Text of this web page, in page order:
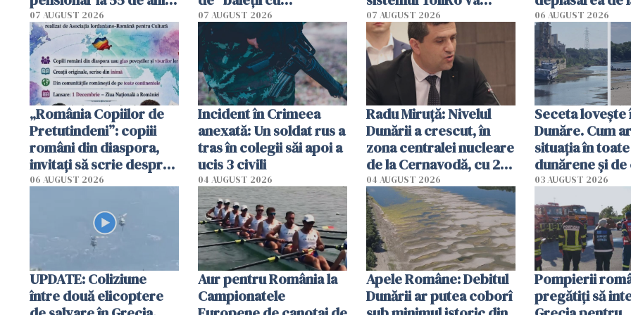
Poliția l-a identificat
07 AUGUST 2026
platforme": "Mi-au
cerut 1200 lei să mă
tracteze"
07 AUGUST 2026
începe la 1 octombrie
07 AUGUST 2026 06 AUGUST 2026
„România Copiilor de
Pretutindeni”: copiii
români din diaspora,
invitați să scrie despre
România într-un volum
06 AUGUST 2026
Incident în Crimeea
anexată: Un soldat rus a
tras în colegii săi apoi a
ucis 3 civili
04 AUGUST 2026
Radu Miruţă: Nivelul
Dunării a crescut, în
zona centralei nucleare
de la Cernavodă, cu 2
cm faţă de ziua trecută
04 AUGUST 2026
Seceta
Dunăre. Cum
situația în
dunărene și de
România
efectele, deși a
în iulie
03 AUGUST 2026
UPDATE: Coliziune
între două elicoptere
Aur pentru România la
Campionatele
Apele Române: Debitul
Dunării ar putea coborî
Pompierii
pregătiţi să